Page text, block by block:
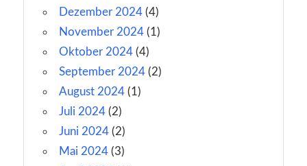
Dezember 2024 (4)
November 2024 (1)
Oktober 2024 (4)
September 2024 (2)
August 2024 (1)
Juli 2024 (2)
Juni 2024 (2)
Mai 2024 (3)